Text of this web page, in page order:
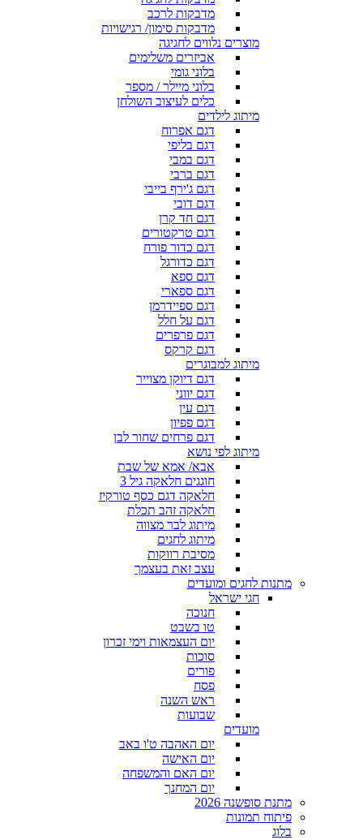
מדבקות לרכב
מדבקות סימון/ רגישויות
מוצרים נלווים לחגיגה
אביזרים משלימים
בלוני גומי
בלוני מיילר / מספר
כלים לעיצוב השולחן
מיתוג לילדים
דגם אפרוח
דגם בליפי
דגם במבי
דגם ברבי
דגם ג'ירף בייבי
דגם דובי
דגם חד קרן
דגם טרקטורים
דגם כדור פורח
דגם כדורגל
דגם ספא
דגם ספארי
דגם ספיידרמן
דגם על חלל
דגם פרפרים
דגם קרקס
מיתוג למבוגרים
דגם דיוקן מצוייר
דגם יווני
דגם עין
דגם פפיון
דגם פרחים שחור לבן
מיתוג לפי נושא
אבא/ אמא של שבת
חוגגים חלאקה גיל 3
חלאקה דגם כסף טורקיז
חלאקה זהב תכלת
מיתוג לבר מצווה
מיתוג לחגים
מסיבת רווקות
עצב זאת בעצמך
מתנות לחגים ומועדים
חגי ישראל
חנוכה
טו בשבט
יום העצמאות וימי זכרון
סוכות
פורים
פסח
ראש השנה
שבועות
מועדים
יום האהבה ט'ו באב
יום האישה
יום האם והמשפחה
יום המחנך
מתנת סופשנה 2026
פיתוח תמונות
בלוג